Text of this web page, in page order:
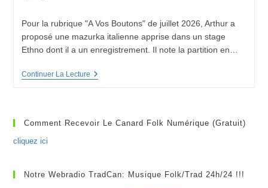
Pour la rubrique "A Vos Boutons" de juillet 2026, Arthur a
proposé une mazurka italienne apprise dans un stage
Ethno dont il a un enregistrement. Il note la partition en…
Continuer La LecturePour
Que
Comment Recevoir Le Canard Folk Numérique (gratuit)
cliquez ici
Notre Webradio TradCan: Musique Folk/Trad 24h/24 !!!